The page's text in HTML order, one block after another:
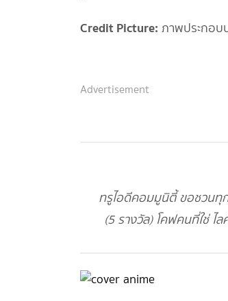
Credit Picture: ภาพประกอบ
Advertisement
ทรูไอดีคอมมูนิตี้ ขอชวนทุ
(5 รางวัล) โคฟคนที่ใช่